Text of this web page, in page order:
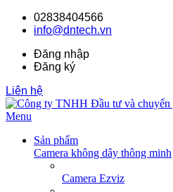
02838404566
info@dntech.vn
Đăng nhập
Đăng ký
Liên hệ
Menu
Sản phẩm
Camera không dây thông minh
Camera Ezviz